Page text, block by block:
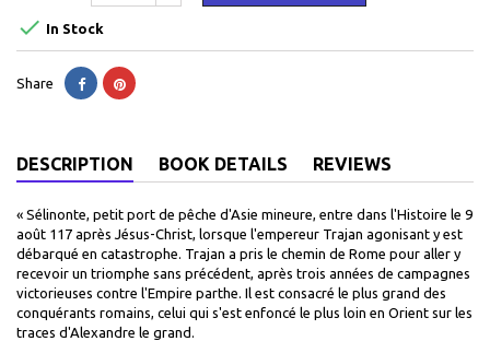
 In Stock
Share
DESCRIPTION BOOK DETAILS REVIEWS
« Sélinonte, petit port de pêche d'Asie mineure, entre dans l'Histoire le 9
août 117 après Jésus-Christ, lorsque l'empereur Trajan agonisant y est
débarqué en catastrophe. Trajan a pris le chemin de Rome pour aller y
recevoir un triomphe sans précédent, après trois années de campagnes
victorieuses contre l'Empire parthe. Il est consacré le plus grand des
conquérants romains, celui qui s'est enfoncé le plus loin en Orient sur les
traces d'Alexandre le grand.